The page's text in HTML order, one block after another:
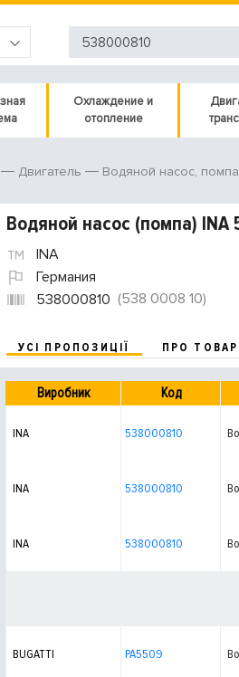
Охлаждение и
отопление
Двигатель Водяной насос, помпа
Водяной насос (помпа) INA
INA
Германия
538000810 (538 0008 10)
УСІ ПРОПОЗИЦІЇ ПРО ТОВАР
Виробник Код
INA 538000810
INA 538000810
INA 538000810
BUGATTI PA5509